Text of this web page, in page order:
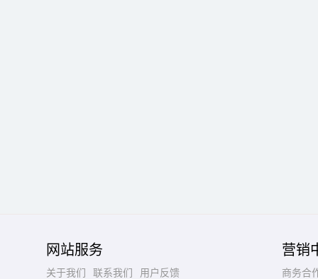
网站服务
关于我们 联系我们
用户反馈
营销
商务合